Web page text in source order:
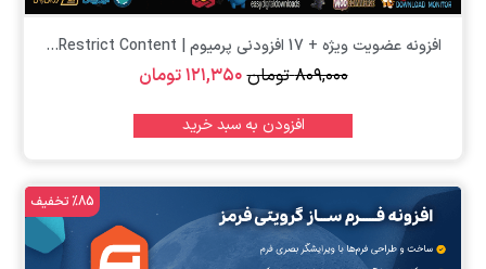
افزونه عضویت ویژه + 17 افزودنی پرمیوم | Restrict Content...
۸۰۹,۰۰۰ تومان۱۲۱,۳۵۰تومان
افزودن به سبد خرید
%85 تخفیف